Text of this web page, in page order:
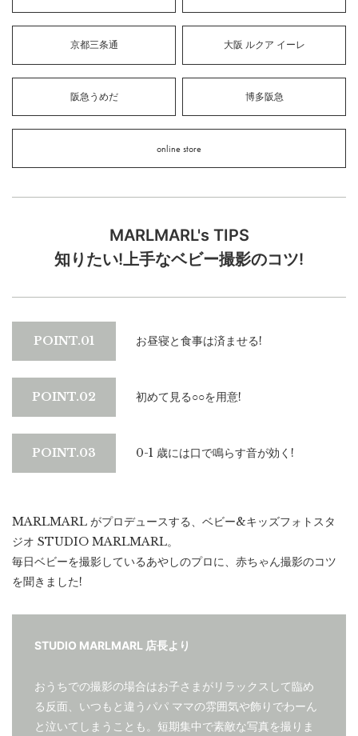
京都三条通 大阪 ルクア イーレ
阪急うめだ 博多阪急
online store
MARLMARL's TIPS
知りたい!上手なベビー撮影のコツ!
POINT.01 お昼寝と食事は済ませる!
POINT.02 初めて見る○○を用意!
POINT.03 0-1 歳には口で鳴らす音が効く!
MARLMARL がプロデュースする、ベビー&キッズフォトスタ
ジオ STUDIO MARLMARL。
毎日ベビーを撮影しているあやしのプロに、赤ちゃん撮影のコツ
を聞きました!
STUDIO MARLMARL 店長より
おうちでの撮影の場合はお子さまがリラックスして臨め
る反面、いつもと違うパパ ママの雰囲気や飾りでわーん
と泣いてしまうことも。短期集中で素敵な写真を撮りま